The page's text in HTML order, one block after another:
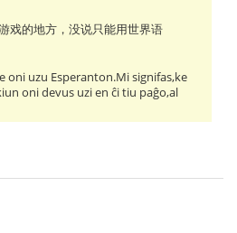
戏的地方，没说只能用世界语
oni uzu Esperanton.Mi signifas,ke
oni devus uzi en ĉi tiu paĝo,al